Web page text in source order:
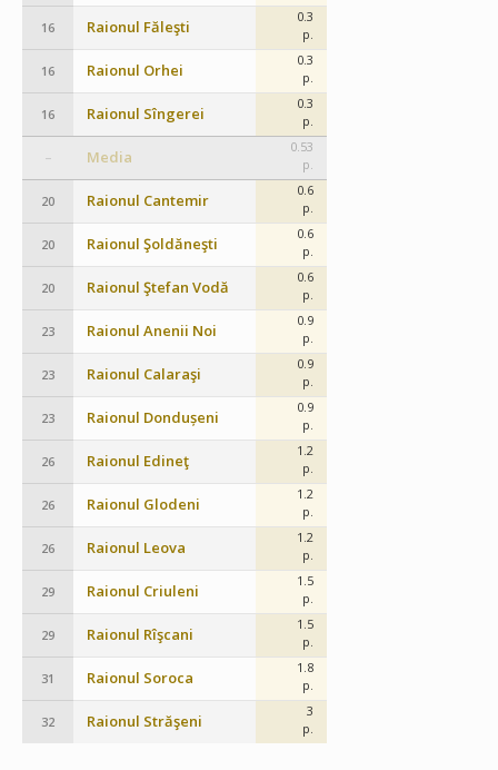
16 Raionul Făleşti
0.3
p.
16 Raionul Orhei
0.3
p.
16 Raionul Sîngerei
0.3
p.
– Media
0.53
p.
20 Raionul Cantemir
0.6
p.
20 Raionul Şoldăneşti
0.6
p.
20 Raionul Ştefan Vodă
0.6
p.
23 Raionul Anenii Noi
0.9
p.
23 Raionul Calaraşi
0.9
p.
23 Raionul Dondușeni
0.9
p.
26 Raionul Edineţ
1.2
p.
26 Raionul Glodeni
1.2
p.
26 Raionul Leova
1.2
p.
29 Raionul Criuleni
1.5
p.
29 Raionul Rîşcani
1.5
p.
31 Raionul Soroca
1.8
p.
32 Raionul Străşeni
3
p.